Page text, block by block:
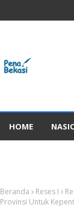
HOME
Beranda Reses I
Provinsi Untuk